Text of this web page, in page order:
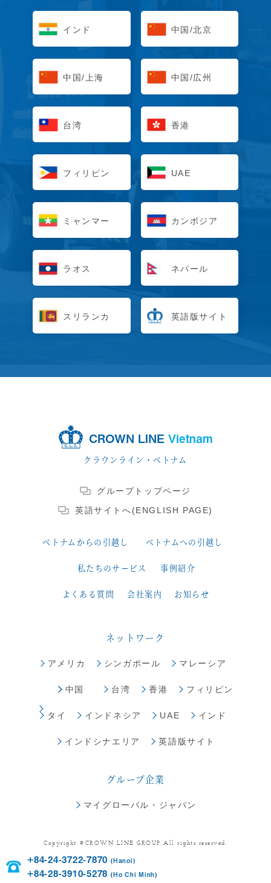
+84-24-3722-7870 (Hanoi)
+84-28-3910-5278 (Ho Chi Minh)
インド 中国/北京
中国/上海 中国/広州
台湾 香港
フィリピン UAE
ミャンマー カンボジア
ラオス ネパール
スリランカ 英語版サイト
CROWN LINE Vietnam
クラウンライン・ベトナム
グループトップページ
英語サイトへ(ENGLISH PAGE)
ベトナムからの引越し ベトナムへの引越し
私たちのサービス 事例紹介
よくある質問 会社案内 お知らせ
ネットワーク
アメリカ シンガポール マレーシア
中国 台湾 香港 フィリピン
タイ インドネシア UAE インド
インドシナエリア 英語版サイト
グループ企業
マイグローバル・ジャパン
Copyright ©CROWN LINE GROUP All rights reserved.